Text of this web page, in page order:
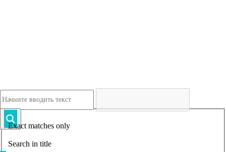
Exact matches only
Search in title